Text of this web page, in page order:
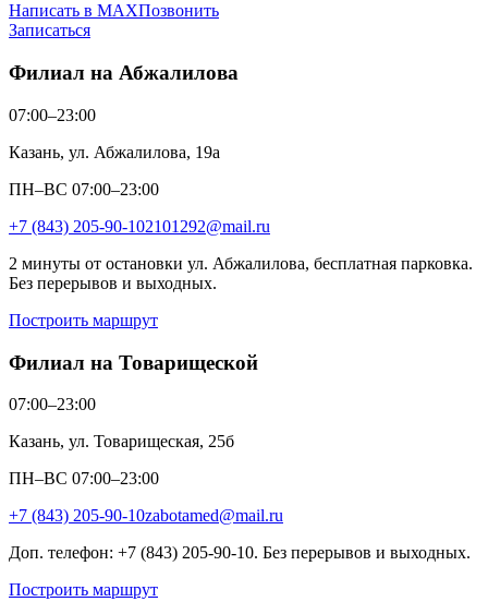
Написать в MAXПозвонить
Записаться
Филиал на Абжалилова
07:00–23:00
Казань, ул. Абжалилова, 19а
ПН–ВС 07:00–23:00
+7 (843) 205-90-102101292@mail.ru
2 минуты от остановки ул. Абжалилова, бесплатная парковка.
Без перерывов и выходных.
Построить маршрут
Филиал на Товарищеской
07:00–23:00
Казань, ул. Товарищеская, 25б
ПН–ВС 07:00–23:00
+7 (843) 205-90-10zabotamed@mail.ru
Доп. телефон: +7 (843) 205-90-10. Без перерывов и выходных.
Построить маршрут